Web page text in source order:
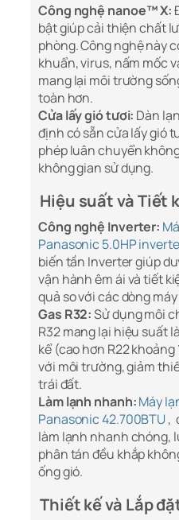
Công nghệ nanoe™ X:
bật giúp cải thiện chất
phòng. Công nghệ này
khuẩn, virus, nấm mốc
mang lại môi trường
toàn hơn.
Cửa lấy gió tươi: Dàn
định có sẵn cửa lấy gió
phép luân chuyển
không gian sử dụng.
Hiệu suất và Tiết
Công nghệ Inverter:
Panasonic 5.0HP
biến tần Inverter giúp
vận hành êm ái và tiết
quả so với các dòng
Gas R32:Sử dụng môi
R32 mang lại hiệu suất
kể (cao hơn R22
với môi trường, giảm
trái đất.
Làm lạnh nhanh:Máy
Panasonic 42.700BTU ,
làm lạnh nhanh chóng,
phân tán đều khắp
ống gió.
Thiết kế và Lắp